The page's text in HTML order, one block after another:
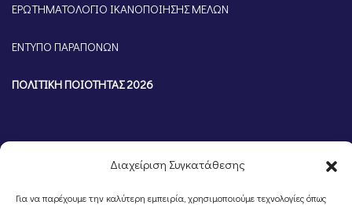
Διαχείριση Συγκατάθεσης
Για να παρέχουμε την καλύτερη εμπειρία, χρησιμοποιούμε τεχνολογίες όπως
ΕΡΩΤΗΜΑΤΟΛΟΓΙΟ ΙΚΑΝΟΠΟΙΗΣΗΣ ΜΕΛΩΝ
ΕΝΤΥΠΟ ΠΑΡΑΠΟΝΩΝ
ΠΟΛΙΤΙΚΗ ΠΟΙΟΤΗΤΑΣ 2026